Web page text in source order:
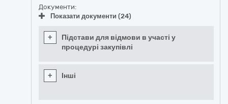
Документи:
Показати документи (24)
+
Підстави для відмови в участі у
процедурі закупівлі
+ Інші